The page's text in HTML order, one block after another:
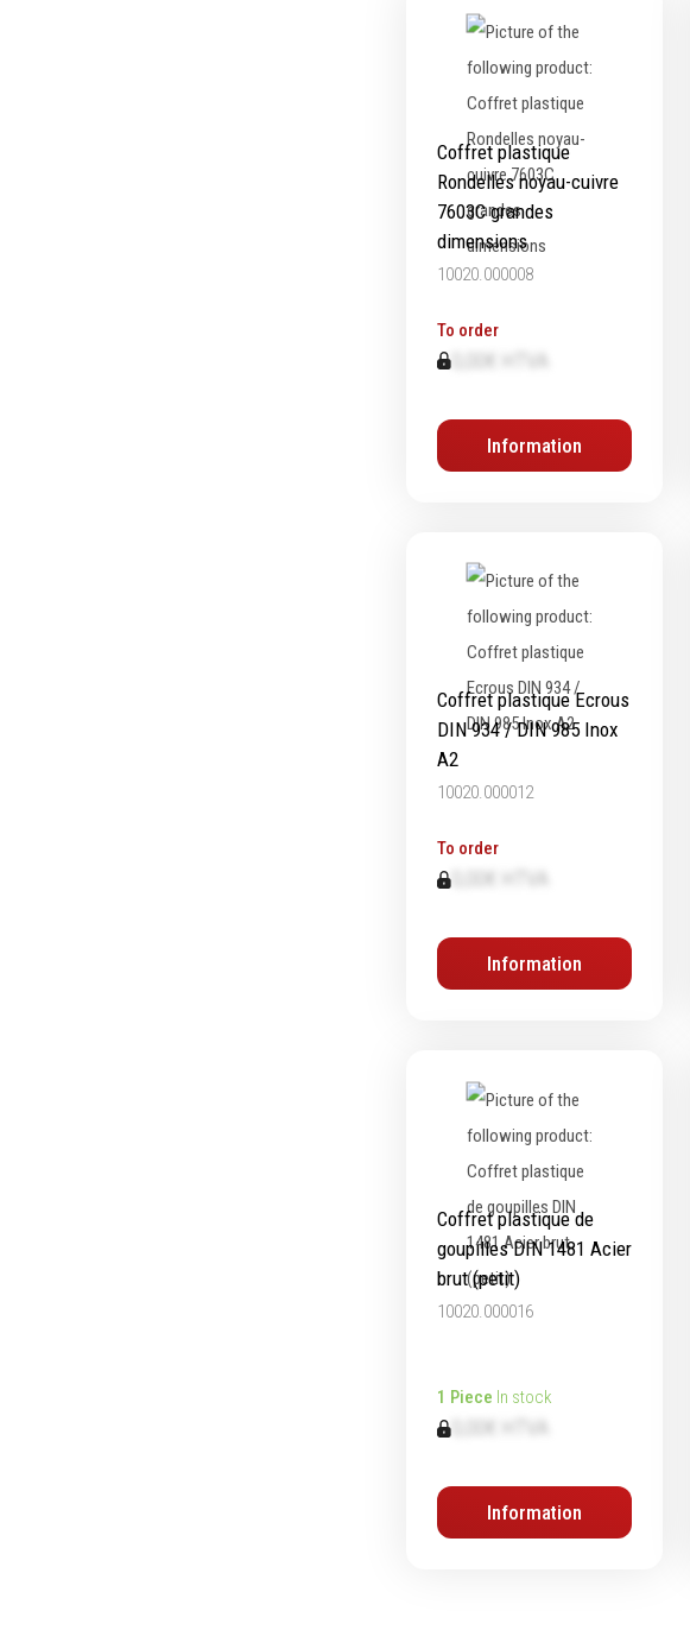
Coffret plastique
Rondelles noyau-cuivre
7603C grandes
dimensions
10020.000008
To order
0,00€ HTVA
Information
Coffret plastique Ecrous
DIN 934 / DIN 985 Inox
A2
10020.000012
To order
Information
Coffret plastique de
goupilles DIN 1481 Acier
brut (petit)
10020.000016
1 Piece In stock
Information